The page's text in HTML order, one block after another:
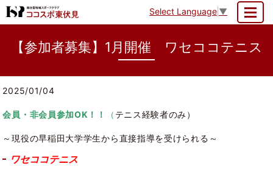
Select Language ▼
【参加者募集】1月開催 ワセココテニス
2025/01/04
会員・非会員参加OK！！ （ テニス経験者のみ）
～現役の早稲田大学学生から直接指導を受けられる～
ワセココテニス